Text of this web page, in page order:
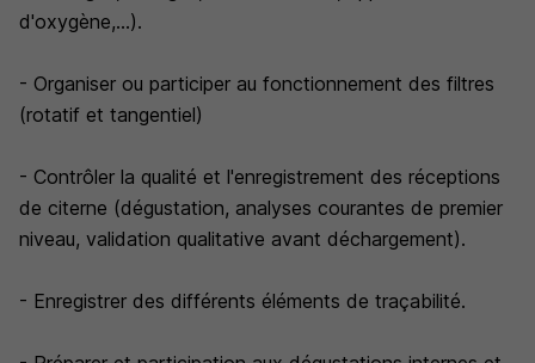
d'oxygène,...).
- Organiser ou participer au fonctionnement des filtres
(rotatif et tangentiel)
- Contrôler la qualité et l'enregistrement des réceptions
de citerne (dégustation, analyses courantes de premier
niveau, validation qualitative avant déchargement).
- Enregistrer des différents éléments de traçabilité.